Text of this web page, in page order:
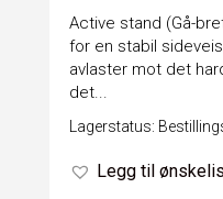
Active stand (Gå-
for en stabil
avlaster mot det
det...
Lagerstatus:
Legg til